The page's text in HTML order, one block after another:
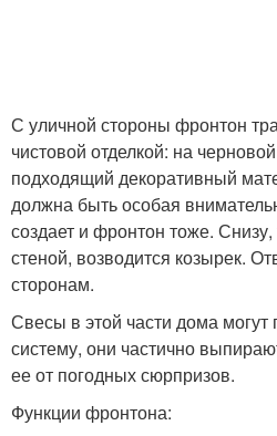
С уличной стороны фронтон
чистовой отделкой: на
подходящий декоративный
должна быть особая
создает и фронтон тоже.
стеной, возводится козырек.
сторонам.
Свесы в этой части дома
систему, они частично
ее от погодных сюрпризов.
Функции фронтона: